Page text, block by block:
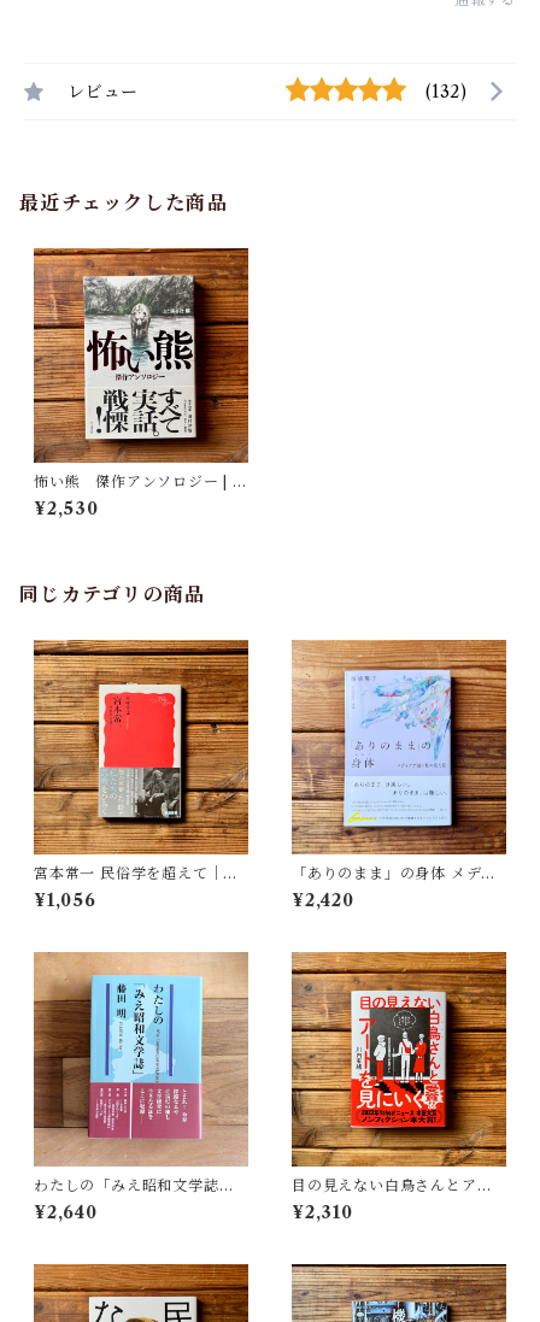
レビュー (132)
最近チェックした商品
怖い熊 傑作アンソロジー | 山
と渓谷社（編）
¥2,530
同じカテゴリの商品
宮本常一 民俗学を超えて｜木
村 哲也
¥1,056
「ありのまま」の身体 メディ
アが描く私の見た目 | 藤嶋 陽
子(著)
¥2,420
わたしの「みえ昭和文学誌」 |
藤田 明
¥2,640
目の見えない白鳥さんとアー
トを見にいく | 川内 有緒
¥2,310